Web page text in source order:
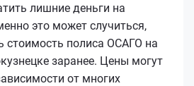
лишние деньги на
это может случиться,
стоимость полиса ОСАГО на
заранее. Цены могут
от многих